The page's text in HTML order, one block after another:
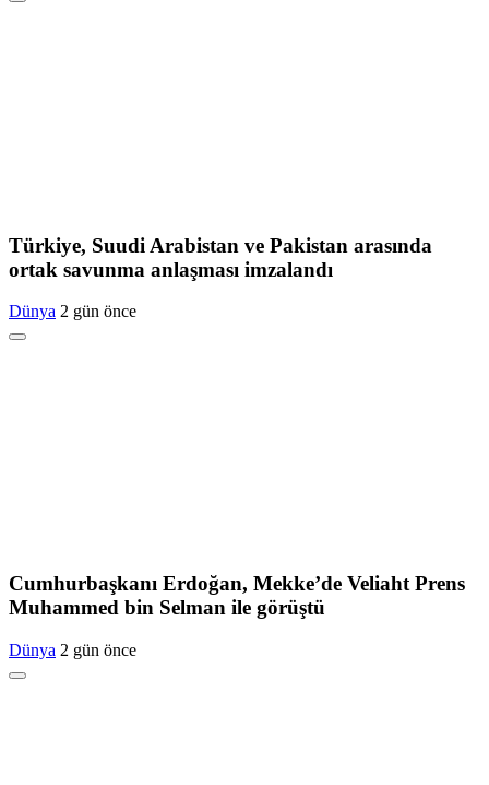
Türkiye, Suudi Arabistan ve Pakistan arasında
ortak savunma anlaşması imzalandı
Dünya 2 gün önce
Cumhurbaşkanı Erdoğan, Mekke’de Veliaht Prens
Muhammed bin Selman ile görüştü
Dünya 2 gün önce